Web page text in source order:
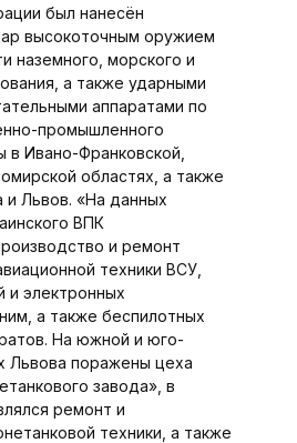
был нанесён
высокоточным оружием
наземного, морского и
а также ударными
аппаратами по
промышленного
в Ивано-Франковской,
областях, а также
и Львов. «На данных
ВПК
и ремонт
техники ВСУ,
и электронных
а также беспилотных
На южной и юго-
Львова поражены цеха
завода», в
ремонт и
техники, а также